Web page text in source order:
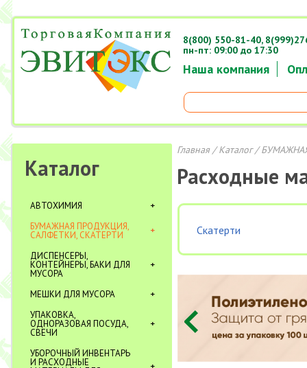
Наша компания
8(800) 550-81-40,
пн-пт: 09:00 до 17:30
Каталог
АВТОХИМИЯ
БУМАЖНАЯ ПРОДУКЦИЯ,
САЛФЕТКИ, СКАТЕРТИ
ДИСПЕНСЕРЫ,
КОНТЕЙНЕРЫ, БАКИ ДЛЯ
МУСОРА
МЕШКИ ДЛЯ МУСОРА
УПАКОВКА,
ОДНОРАЗОВАЯ ПОСУДА,
СВЕЧИ
УБОРОЧНЫЙ ИНВЕНТАРЬ
И РАСХОДНЫЕ
Главная/Каталог/
Расходные
Скатерти